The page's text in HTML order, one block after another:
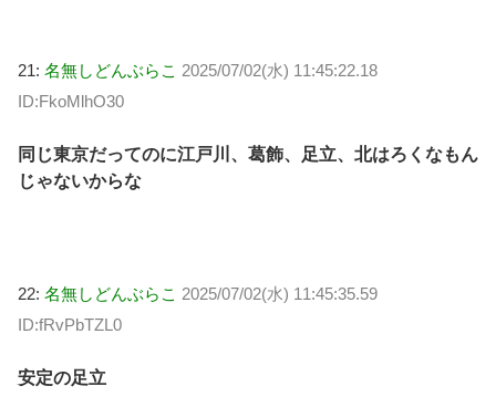
21: 名無しどんぶらこ 2025/07/02(水) 11:45:22.18
ID:FkoMlhO30
同じ東京だってのに江戸川、葛飾、足立、北はろくなもん
じゃないからな
22: 名無しどんぶらこ 2025/07/02(水) 11:45:35.59
ID:fRvPbTZL0
安定の足立